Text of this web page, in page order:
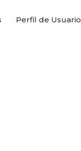
Perfil de Usuario